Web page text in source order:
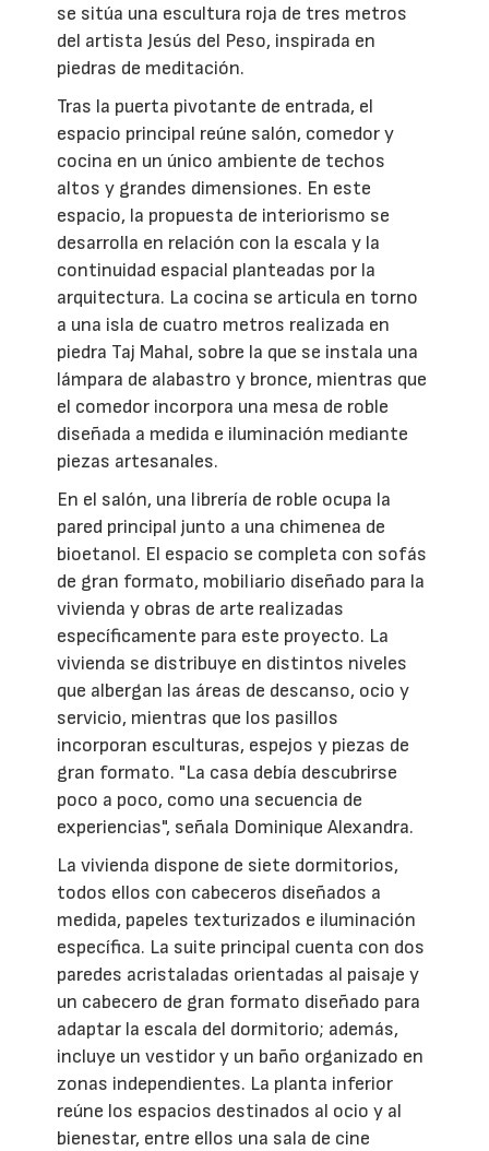
se sitúa una escultura roja de tres metros
del artista Jesús del Peso, inspirada en
piedras de meditación.
Tras la puerta pivotante de entrada, el
espacio principal reúne salón, comedor y
cocina en un único ambiente de techos
altos y grandes dimensiones. En este
espacio, la propuesta de interiorismo se
desarrolla en relación con la escala y la
continuidad espacial planteadas por la
arquitectura. La cocina se articula en torno
a una isla de cuatro metros realizada en
piedra Taj Mahal, sobre la que se instala una
lámpara de alabastro y bronce, mientras que
el comedor incorpora una mesa de roble
diseñada a medida e iluminación mediante
piezas artesanales.
En el salón, una librería de roble ocupa la
pared principal junto a una chimenea de
bioetanol. El espacio se completa con sofás
de gran formato, mobiliario diseñado para la
vivienda y obras de arte realizadas
específicamente para este proyecto. La
vivienda se distribuye en distintos niveles
que albergan las áreas de descanso, ocio y
servicio, mientras que los pasillos
incorporan esculturas, espejos y piezas de
gran formato. "La casa debía descubrirse
poco a poco, como una secuencia de
experiencias", señala Dominique Alexandra.
La vivienda dispone de siete dormitorios,
todos ellos con cabeceros diseñados a
medida, papeles texturizados e iluminación
específica. La suite principal cuenta con dos
paredes acristaladas orientadas al paisaje y
un cabecero de gran formato diseñado para
adaptar la escala del dormitorio; además,
incluye un vestidor y un baño organizado en
zonas independientes. La planta inferior
reúne los espacios destinados al ocio y al
bienestar, entre ellos una sala de cine